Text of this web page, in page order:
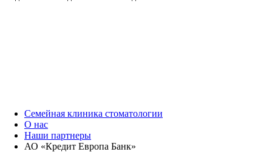
Семейная клиника стоматологии
О нас
Наши партнеры
АО «Кредит Европа Банк»